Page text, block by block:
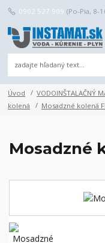
0902 527 909 (Po-Pia, 8-
Úvod VODOINŠTALAČNÝ
kolená
Mosadzné kolená
Mosadzné